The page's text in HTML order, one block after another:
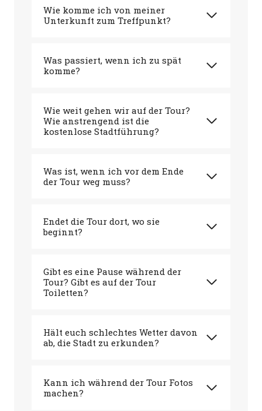
Wie komme ich von meiner
Unterkunft zum Treffpunkt?
Was passiert, wenn ich zu spät
komme?
Wie weit gehen wir auf der Tour?
Wie anstrengend ist die
kostenlose Stadtführung?
Was ist, wenn ich vor dem Ende
der Tour weg muss?
Endet die Tour dort, wo sie
beginnt?
Gibt es eine Pause während der
Tour? Gibt es auf der Tour
Toiletten?
Hält euch schlechtes Wetter davon
ab, die Stadt zu erkunden?
Kann ich während der Tour Fotos
machen?